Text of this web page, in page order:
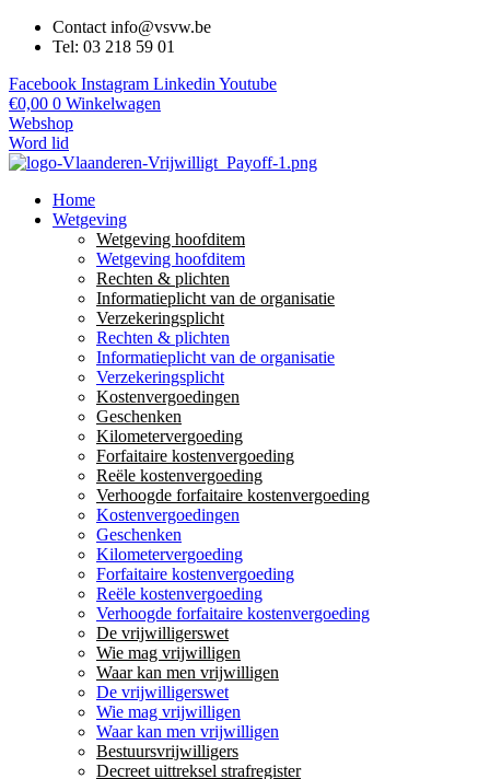
Contact info@vsvw.be
Tel: 03 218 59 01
Facebook Instagram Linkedin Youtube
€0,00 0 Winkelwagen
Webshop
Word lid
Home
Wetgeving
Wetgeving hoofditem
Wetgeving hoofditem
Rechten & plichten
Informatieplicht van de organisatie
Verzekeringsplicht
Rechten & plichten
Informatieplicht van de organisatie
Verzekeringsplicht
Kostenvergoedingen
Geschenken
Kilometervergoeding
Forfaitaire kostenvergoeding
Reële kostenvergoeding
Verhoogde forfaitaire kostenvergoeding
Kostenvergoedingen
Geschenken
Kilometervergoeding
Forfaitaire kostenvergoeding
Reële kostenvergoeding
Verhoogde forfaitaire kostenvergoeding
De vrijwilligerswet
Wie mag vrijwilligen
Waar kan men vrijwilligen
De vrijwilligerswet
Wie mag vrijwilligen
Waar kan men vrijwilligen
Bestuursvrijwilligers
Decreet uittreksel strafregister